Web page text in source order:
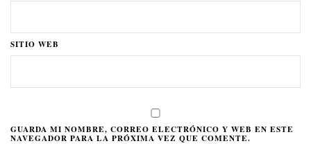
SITIO WEB
GUARDA MI NOMBRE, CORREO ELECTRÓNICO Y WEB EN ESTE
NAVEGADOR PARA LA PRÓXIMA VEZ QUE COMENTE.